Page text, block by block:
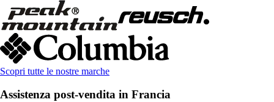
Scopri tutte le nostre marche
Assistenza post-vendita in Francia